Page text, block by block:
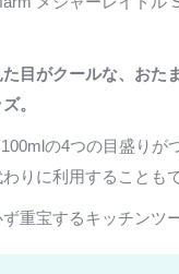
目がクールな、おた
。
の4つの目盛りが
りに利用することも
重宝するキッチンツ